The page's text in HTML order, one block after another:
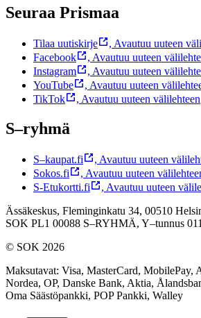
Seuraa Prismaa
Tilaa uutiskirje , Avautuu uuteen
Facebook
, Avautuu uuteen
Instagram
, Avautuu uuteen
YouTube
, Avautuu uuteen
TikTok
, Avautuu uuteen välilehteen
S–ryhmä
S–kaupat.fi , Avautuu uuteen
Sokos.fi
, Avautuu uuteen
S-Etukortti.fi
, Avautuu uuteen
Ässäkeskus, Fleminginkatu 34, 00510
SOK PL1 00088 S–RYHMÄ, Y–tunnus
© SOK 2026
Maksutavat: Visa, MasterCard, MobilePay,
Nordea, OP, Danske Bank, Aktia,
Oma Säästöpankki, POP Pankki, Walley